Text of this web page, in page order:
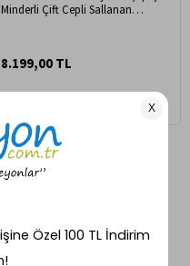
Minderli Çift Cepli Sallanan
8.199,00 TL